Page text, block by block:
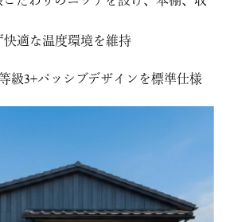
適な温度環境を維持
級3+パッシブデザインを標準仕様